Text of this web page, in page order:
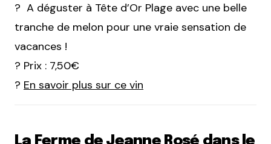
? A déguster à Tête d’Or Plage avec une belle
tranche de melon pour une vraie sensation de
vacances !
? Prix : 7,50€
? En savoir plus sur ce vin